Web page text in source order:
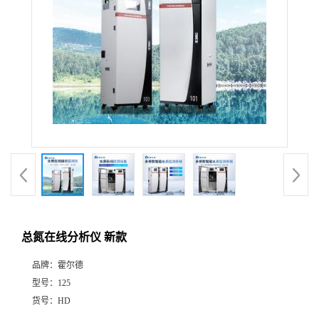
总氮在线分析仪 新款
品牌： 霍尔德
型号： 125
货号： HD